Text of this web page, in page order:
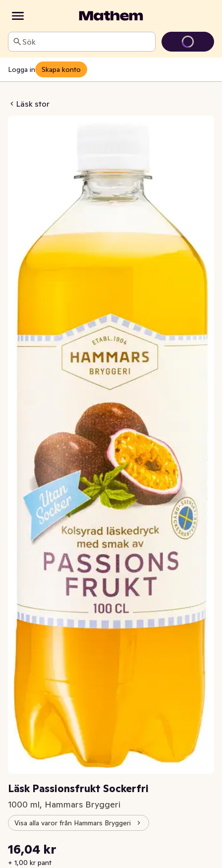
Sök
Logga in Skapa konto
Läsk stor
Sockerfri
Läsk Passionsfrukt Sockerfri
1000 ml, Hammars Bryggeri
Visa alla varor från Hammars Bryggeri
Nuvarande pris är: 16,04 kr
16,04 kr
+ 1,00 kr pant
Styckpris: 16,04 kr /l